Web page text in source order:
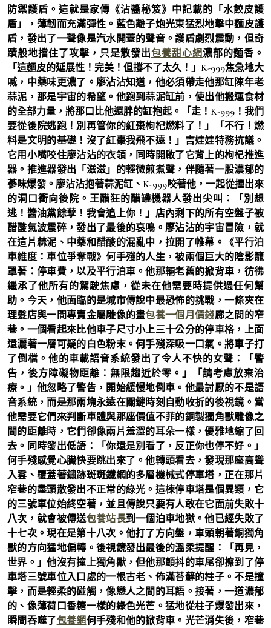
防禦護盾。這就是家傳《沾醬秘笈》中記載的「水餃皮護
盾」，薄韌而充滿彈性。藍色離子炮光束猛烈地擊中麵皮護
盾，發出了一聲像是汽水開蓋的聲音。護盾劇烈震動，但奇
蹟般地擋住了攻擊，只是散發出包養甜心網濃郁的麵香。
「這麵皮的延展性！完美！但撐不了太久！」K-999焦急地大
喊，中藥味更濃了。廖沾沾知道，他必須帶走他那缸陳年老
蒜泥，那是宇宙的希望。他跑到蒜泥缸前，使出他搬運食材
的全部力量，將那口比他還胖的缸抱起。「走！K-999！我們
要從後院逃跑！別再管你的紅棗枸杞燃料了！」「不行！燃
料是文明的基礎！沒了紅棗我飛不遠！」吉娃娃特務抗議。
它用小嘴咬住廖沾沾的衣領，同時開啟了它背上的枸杞推進
器。推進器發出「滋滋」的輕微煎煮聲，伴隨著一股濃郁的
蔘味爆發。廖沾沾抱著蒜泥缸、K-999咬著他，一起從撞出來
的洞口衝向後院。王醋狂的醋罐機器人發出尖叫：「別想
逃！醬油黨餘孽！我會追上你！」店內剩下的所有空盤子被
醋酸氣波震碎，發出了最後的哀鳴。廖沾沾的宇宙冒險，就
在這片蒜泥、中藥和醋酸的混亂中，拉開了帷幕。《平行泊
車維度：車位爭奪戰》何手殘的人生，被兩個巨大的陰影籠
罩著：停車費，以及平行泊車。他那輛老舊的掀背車，彷彿
繼承了他所有的駕駛焦慮，從未在他需要時提供過任何幫
助。今天，他面臨的是城市傳說中最恐怖的挑戰，一條夾在
理髮店與一間專賣金屬雕像的畫包養一個月價錢廊之間的窄
巷。一個看起來比他車子尺寸小上三十公分的停車格，上面
還灑著一層可疑的白色粉末。何手殘深吸一口氣。將車子打
了倒檔。他的車載語音系統發出了令人不快的女聲：「警
告，後方障礙物距離：無限趨近於零。」「請考慮放棄治
療。」他忽略了警告，開始緩慢地倒車。他最討厭的不是語
音系統，而是那兩塊永遠在關鍵時刻自動收折的後視鏡。當
他需要它們來判斷車體與那座價值不菲的銅製獨角獸雕像之
間的距離時，它們卻像兩片羞澀的耳朵一樣，優雅地縮了回
去。同時發出低語：「你還是別看了，反正你也停不好。」
何手殘感覺心臟快要跳出來了。他轉頭看去，發現那座高聳
入雲、覆蓋著鏽跡斑斑鐵網的多層機械式停車塔，正在那片
窄巷的盡頭散發出不正常的綠光。這棟停車塔是個異類，它
的三號車位始終空著，並且傳說只要有人敢在它面前失敗十
八次，就會被傳送包養站長到一個泊車地獄。他已經失敗了
十七次。現在是第十八次。他打了方向盤，車頭朝著銅獨角
獸的方向猛地偏轉。後視鏡發出最後的溫柔提醒：「再見，
世界。」他沒有撞上獨角獸，但他那顫抖的車尾卻擦到了停
車塔三號車位入口處的一根古老、佈滿苔蘚的柱子。不是撞
擊，而是輕柔的碰觸，像戀人之間的耳語。接著，一道濃郁
的、像薄荷口香糖一樣的綠色光芒。猛地從柱子爆發出來，
瞬間吞噬了包養網何手殘和他的掀背車。光芒消失後，窄巷